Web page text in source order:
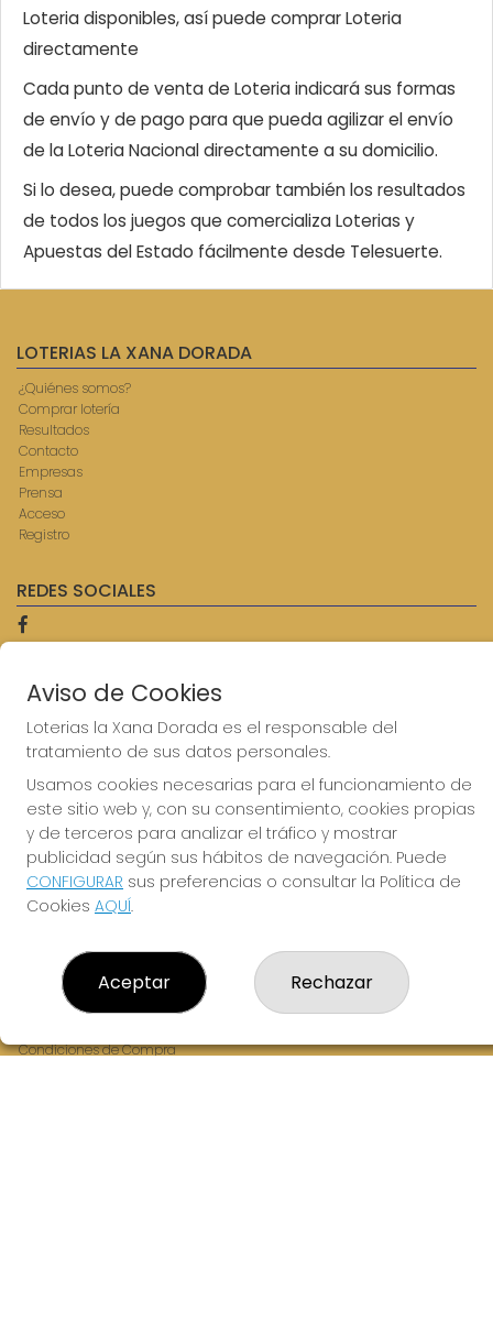
Loteria disponibles, así puede comprar Loteria
directamente
Cada punto de venta de Loteria indicará sus formas
de envío y de pago para que pueda agilizar el envío
de la Loteria Nacional directamente a su domicilio.
Si lo desea, puede comprobar también los resultados
de todos los juegos que comercializa Loterias y
Apuestas del Estado fácilmente desde Telesuerte.
LOTERIAS LA XANA DORADA
¿Quiénes somos?
Comprar lotería
Resultados
Contacto
Empresas
Prensa
Acceso
Registro
REDES SOCIALES
CONTACTO
ADMINISTRACION DE LOTERIAS: 9-AVILES - RECEPTOR
OFICIAL: 57750
985567207
Clica aquí para contactar por WhatsApp
614069067
info@laxanadorada.com
Fernandez Balsera 26 bajo
Aviles, 33402
(Asturias) España
Aviso Legal
Política de Privacidad
Condiciones de Compra
Aviso de Cookies
Loterias la Xana Dorada es el responsable del
tratamiento de sus datos personales.
Usamos cookies necesarias para el funcionamiento de
este sitio web y, con su consentimiento, cookies propias
y de terceros para analizar el tráfico y mostrar
publicidad según sus hábitos de navegación. Puede
CONFIGURAR sus preferencias o consultar la Política de
Cookies AQUÍ.
Aceptar Rechazar